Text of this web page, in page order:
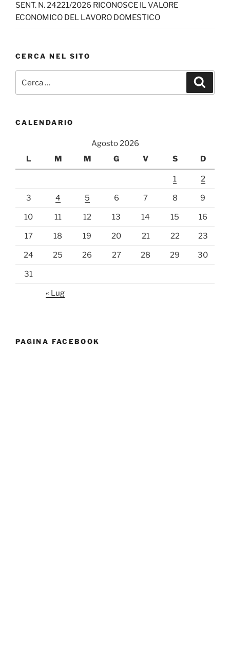
SENT. N. 24221/2026 RICONOSCE IL VALORE
ECONOMICO DEL LAVORO DOMESTICO
CERCA NEL SITO
CALENDARIO
Agosto 2026
L
M M G V S D
1 2
3 4 5 6 7 8 9
10 11 12 13 14 15 16
17 18 19 20 21 22 23
24 25 26 27 28 29 30
31
« Lug
PAGINA FACEBOOK